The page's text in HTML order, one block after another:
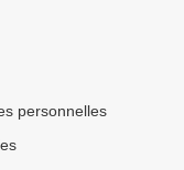
personnelles